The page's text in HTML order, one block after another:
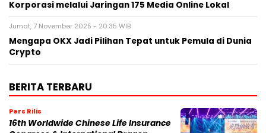
Korporasi melalui Jaringan 175 Media Online Lokal
Jumat, 7 November 2025 - 20:35 WIB
Mengapa OKX Jadi Pilihan Tepat untuk Pemula di Dunia
Crypto
BERITA TERBARU
Pers Rilis
16th Worldwide Chinese Life Insurance